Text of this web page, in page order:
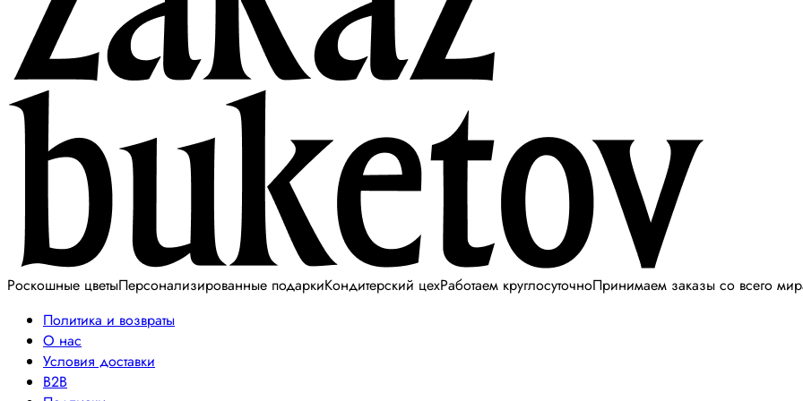
Роскошные цветыПерсонализированные подаркиКондитерский цехРаботаем круглосуточноПринимаем заказы со всего
Политика и возвраты
О нас
Условия доставки
B2B